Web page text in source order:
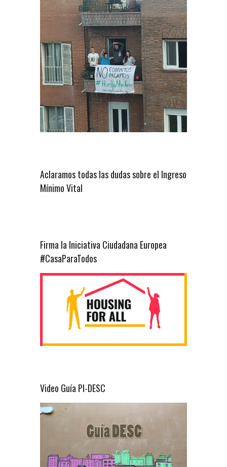
Aclaramos todas las dudas sobre el Ingreso
Mínimo Vital
Firma la Iniciativa Ciudadana Europea
#CasaParaTodos
Video Guía PI-DESC